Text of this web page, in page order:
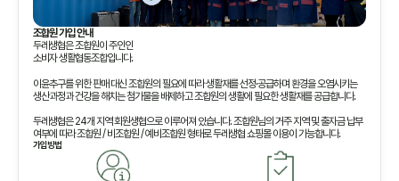
조합원 가입 안내
두레생협은 조합원이 주인인
소비자 생활협동조합입니다.
이윤추구를 위한 판매 대신 조합원의 필요에 따라 생활재를 선정·공급하며 환경을 오염시키는
생산과정과 건강을 해치는 첨가물을 배제하고 조합원의 생활에 필요한 생활재를 공급합니다.
두레생협은 24개 지역 회원생협으로 이루어져 있습니다. 조합원님의 거주 지역 및 출자금 납부
여부에 따라 조합원 / 비조합원 / 예비조합원 형태로 두레생협 쇼핑몰 이용이 가능합니다.
가입방법